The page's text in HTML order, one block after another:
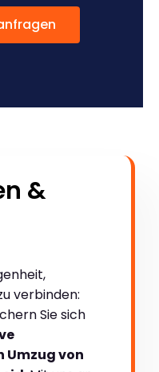
&
verbinden:
Sie sich
Umzug von